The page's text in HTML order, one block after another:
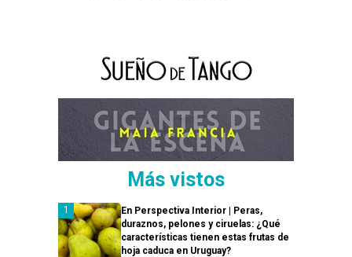
Más vistos
En Perspectiva Interior | Peras,
duraznos, pelones y ciruelas: ¿Qué
características tienen estas frutas de
hoja caduca en Uruguay?